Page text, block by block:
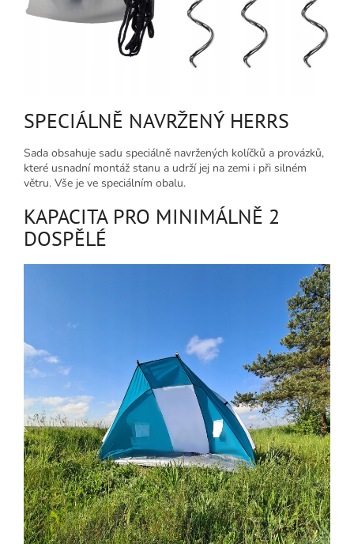
SPECIÁLNĚ NAVRŽENÝ HERRS
Sada obsahuje sadu speciálně navržených kolíčků a provázků,
které usnadní montáž stanu a udrží jej na zemi i při silném
větru. Vše je ve speciálním obalu.
KAPACITA PRO MINIMÁLNĚ 2
DOSPĚLÉ